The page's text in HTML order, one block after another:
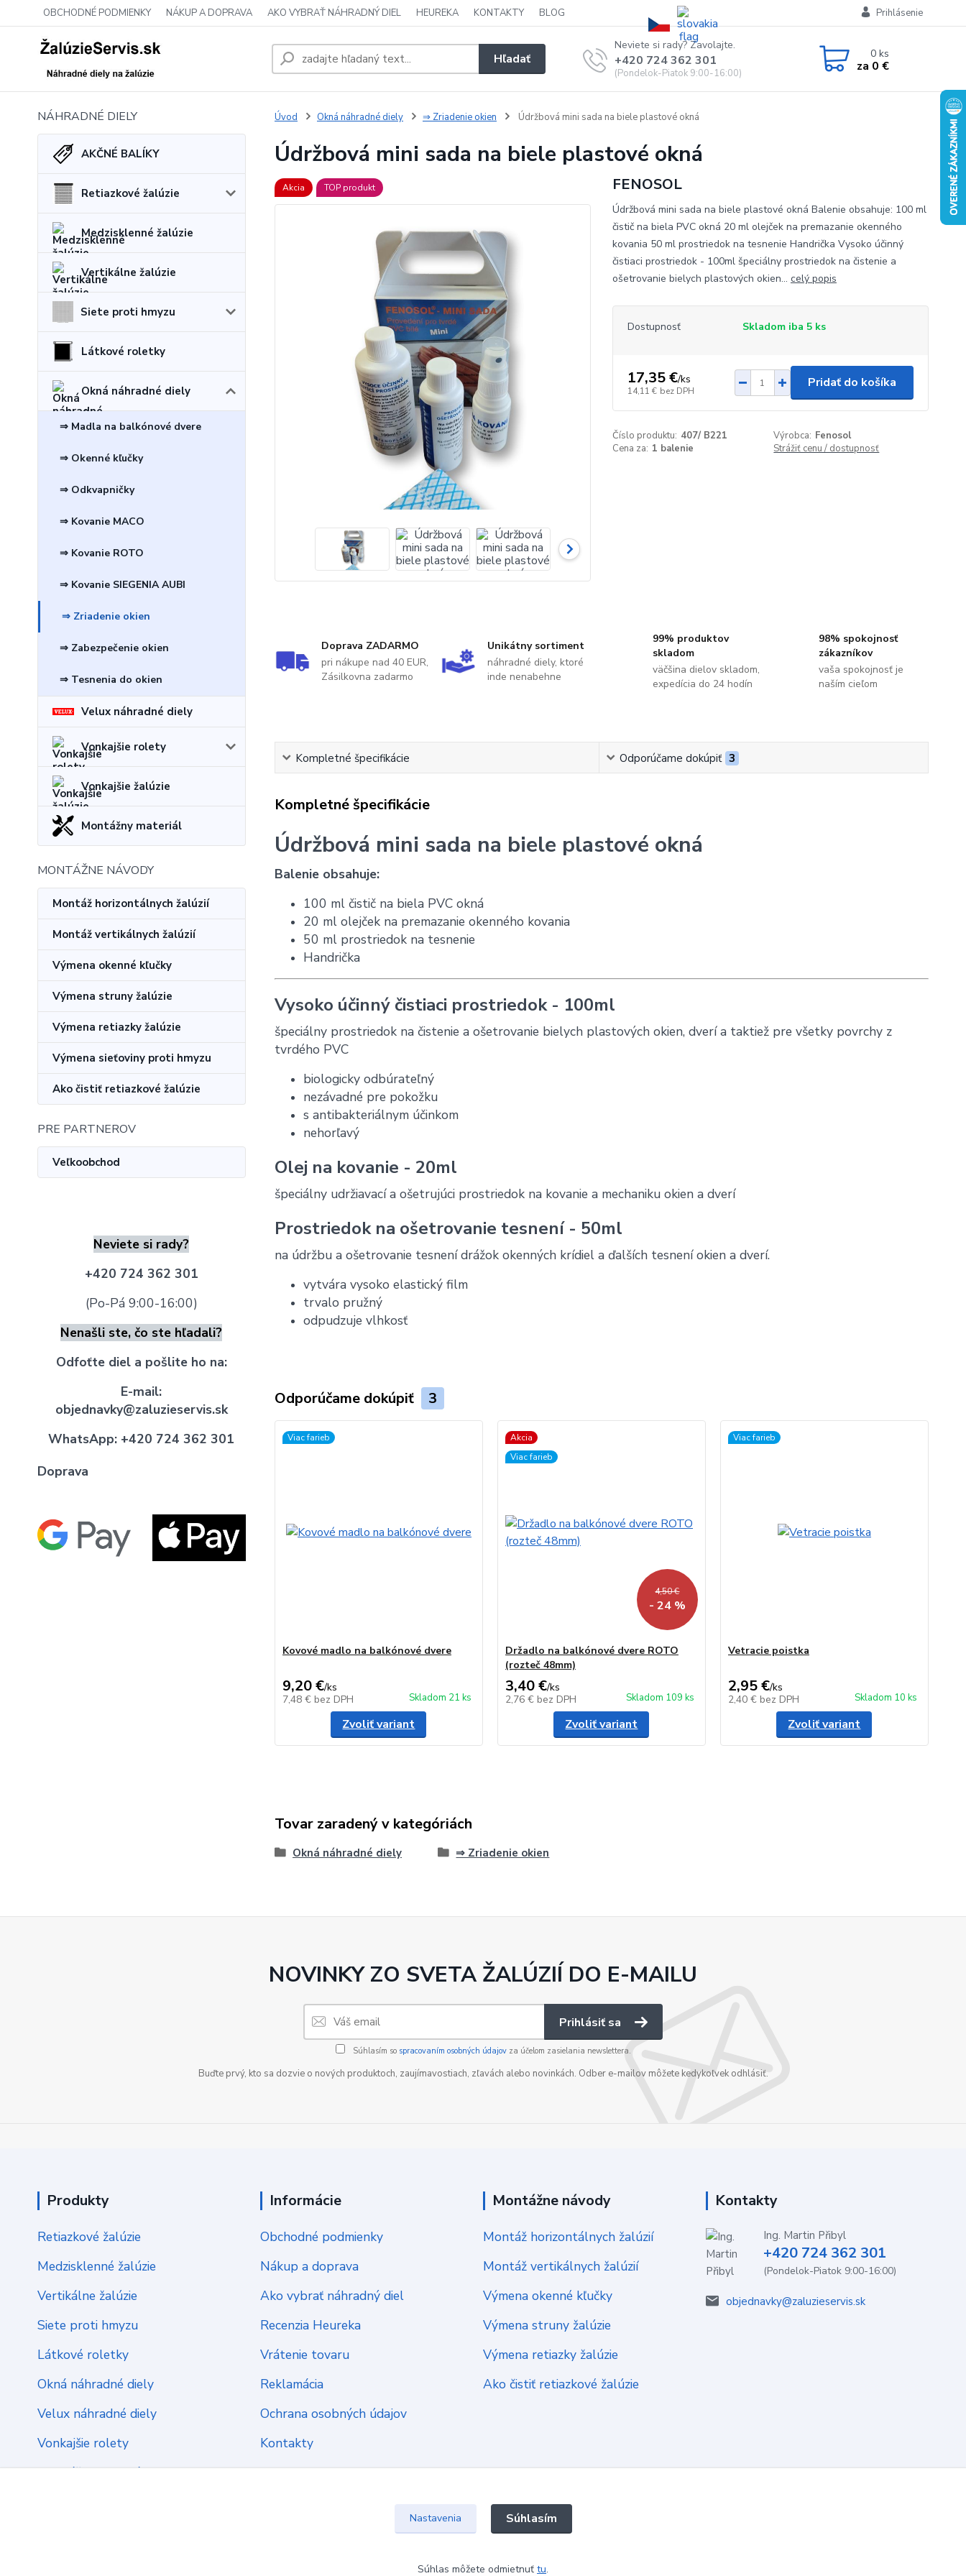
OBCHODNÉ PODMIENKY NÁKUP A DOPRAVA AKO VYBRAŤ NÁHRADNÝ DIEL HEUREKA KONTAKTY BLOG Prihlásenie
Hľadať
Neviete si rady? Zavolajte.
+420 724 362 301
(Pondelok-Piatok 9:00-16:00)
0ks
za 0 €
NÁHRADNÉ DIELY
AKČNÉ BALÍKY
Retiazkové žalúzie
Medzisklenné žalúzie
Vertikálne žalúzie
Siete proti hmyzu
Látkové roletky
Okná náhradné diely
⇒ Madla na balkónové dvere
⇒ Okenné kľučky
⇒ Odkvapničky
⇒ Kovanie MACO
⇒ Kovanie ROTO
⇒ Kovanie SIEGENIA AUBI
⇒ Zriadenie okien
⇒ Zabezpečenie okien
⇒ Tesnenia do okien
Velux náhradné diely
Vonkajšie rolety
Vonkajšie žalúzie
Montážny materiál
MONTÁŽNE NÁVODY
Montáž horizontálnych žalúzií
Montáž vertikálnych žalúzií
Výmena okenné kľučky
Výmena struny žalúzie
Výmena retiazky žalúzie
Výmena sieťoviny proti hmyzu
Ako čistiť retiazkové žalúzie
PRE PARTNEROV
Veľkoobchod
Neviete si rady?
+420 724 362 301
(Po-Pá 9:00-16:00)
Nenašli ste, čo ste hľadali?
Odfoťte diel a pošlite ho na:
E-mail:
objednavky@zaluzieservis.sk
WhatsApp: +420 724 362 301
Doprava
Úvod Okná náhradné diely ⇒ Zriadenie okien Údržbová mini sada na biele plastové okná
Údržbová mini sada na biele plastové okná
Akcia TOP produkt FENOSOL
Údržbová mini sada na biele plastové okná Balenie obsahuje: 100 ml
čistič na biela PVC okná 20 ml olejček na premazanie okenného
kovania 50 ml prostriedok na tesnenie Handrička Vysoko účinný
čistiaci prostriedok - 100ml špeciálny prostriedok na čistenie a
ošetrovanie bielych plastových okien... celý popis
Dostupnosť Skladom iba 5 ks
17,35 €/ks
14,11 € bez DPH
Pridať do košíka
Číslo produktu: 407/ B221 Výrobca: Fenosol
Cena za: 1 balenie Strážiť cenu / dostupnosť
Doprava ZADARMO
pri nákupe nad 40 EUR,
Zásilkovna zadarmo
Unikátny sortiment
náhradné diely, ktoré
inde nenabehne
99% produktov
skladom
väčšina dielov skladom,
expedícia do 24 hodín
98% spokojnosť
zákazníkov
vaša spokojnosť je
naším cieľom
Kompletné špecifikácie Odporúčame dokúpiť 3
Kompletné špecifikácie
Údržbová mini sada na biele plastové okná
Balenie obsahuje:
100 ml čistič na biela PVC okná
20 ml olejček na premazanie okenného kovania
50 ml prostriedok na tesnenie
Handrička
Vysoko účinný čistiaci prostriedok - 100ml
špeciálny prostriedok na čistenie a ošetrovanie bielych plastových okien, dverí a taktiež pre všetky povrchy z
tvrdého PVC
biologicky odbúrateľný
nezávadné pre pokožku
s antibakteriálnym účinkom
nehorľavý
Olej na kovanie - 20ml
špeciálny udržiavací a ošetrujúci prostriedok na kovanie a mechaniku okien a dverí
Prostriedok na ošetrovanie tesnení - 50ml
na údržbu a ošetrovanie tesnení drážok okenných krídiel a ďalších tesnení okien a dverí.
vytvára vysoko elastický film
trvalo pružný
odpudzuje vlhkosť
Odporúčame dokúpiť 3
Viac farieb
Kovové madlo na balkónové dvere
9,20 €/ks
7,48 € bez DPH Skladom 21 ks
Zvoliť variant
Akcia
Viac farieb
4,50 €
- 24 %
Držadlo na balkónové dvere ROTO
(rozteč 48mm)
3,40 €/ks
2,76 € bez DPH Skladom 109 ks
Zvoliť variant
Viac farieb
Vetracie poistka
2,95 €/ks
2,40 € bez DPH Skladom 10 ks
Zvoliť variant
Tovar zaradený v kategóriách
Okná náhradné diely ⇒ Zriadenie okien
NOVINKY ZO SVETA ŽALÚZIÍ DO E-MAILU
Prihlásiť sa
Súhlasím so spracovaním osobných údajovza účelom zasielania newslettera.
Buďte prvý, kto sa dozvie o nových produktoch, zaujímavostiach, zľavách alebo novinkách. Odber e-mailov môžete kedykoľvek odhlásiť.
Produkty
Retiazkové žalúzie
Medzisklenné žalúzie
Vertikálne žalúzie
Siete proti hmyzu
Látkové roletky
Okná náhradné diely
Velux náhradné diely
Vonkajšie rolety
Montážny materiál
Informácie
Obchodné podmienky
Nákup a doprava
Ako vybrať náhradný diel
Recenzia Heureka
Vrátenie tovaru
Reklamácia
Ochrana osobných údajov
Kontakty
Montážne návody
Montáž horizontálnych žalúzií
Montáž vertikálnych žalúzií
Výmena okenné kľučky
Výmena struny žalúzie
Výmena retiazky žalúzie
Ako čistiť retiazkové žalúzie
Kontakty
Ing. Martin Přibyl
+420 724 362 301
(Pondelok-Piatok 9:00-16:00)
objednavky@zaluzieservis.sk
Nastavenia Súhlasím
Súhlas môžete odmietnuť tu.